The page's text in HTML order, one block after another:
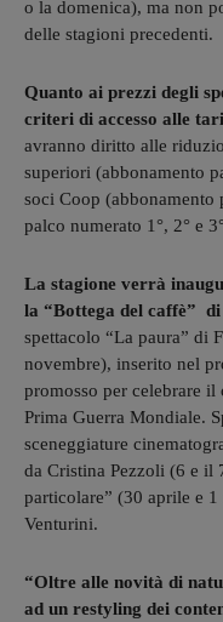
o la domenica), ma non
delle stagioni precedenti.
Quanto ai prezzi degli
criteri di accesso alle
avranno diritto alle
superiori (abbonamento
soci Coop (abbonamento
palco numerato 1°, 2° e
La stagione verrà
la “Bottega del caffè”
spettacolo “La paura” di
novembre), inserito nel
promosso per celebrare il
Prima Guerra Mondiale.
sceneggiature
da Cristina Pezzoli (6 e il
particolare” (30 aprile e
Venturini.
“Oltre alle novità di
ad un restyling dei